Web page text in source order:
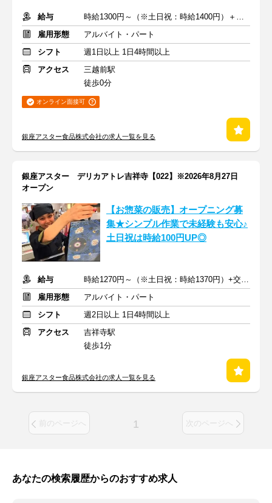
給与
時給1300円～（※土日祝：時給1400円）＋交通費支給
雇用形態
アルバイト・パート
シフト
週1日以上 1日4時間以上
アクセス
三越前駅
徒歩0分
オンライン面接可
銀座アスター食品株式会社の求人一覧を見る
銀座アスター デリカアトレ吉祥寺【022】※2026年8月27日
オープン
【お惣菜の販売】オープニング募
集★シンプル作業で未経験も安心♪
土日祝は時給100円UP◎
給与
時給1270円～（※土日祝：時給1370円）+交通費支給
雇用形態
アルバイト・パート
シフト
週2日以上 1日4時間以上
アクセス
吉祥寺駅
徒歩1分
銀座アスター食品株式会社の求人一覧を見る
前のページへ 1 次のページへ
あなたの検索履歴からのおすすめ求人